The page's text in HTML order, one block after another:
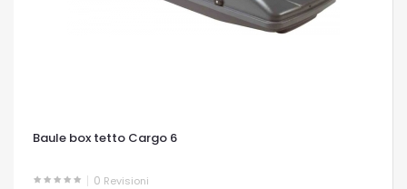
Baule box tetto Cargo 6
0 Revisioni